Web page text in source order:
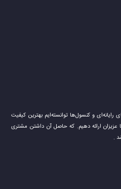
و کنسول‌ها توانسته‌ایم بهترین کیفیت
عزیزان ارائه دهیم. که حاصل آن داشتن مشتری
.